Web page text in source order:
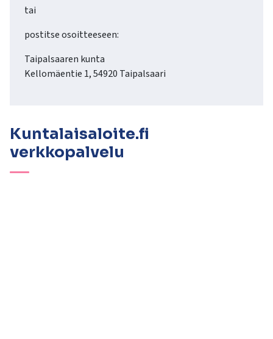
tai
postitse osoitteeseen:
Taipalsaaren kunta
Kellomäentie 1, 54920 Taipalsaari
Kuntalaisaloite.fi
verkkopalvelu